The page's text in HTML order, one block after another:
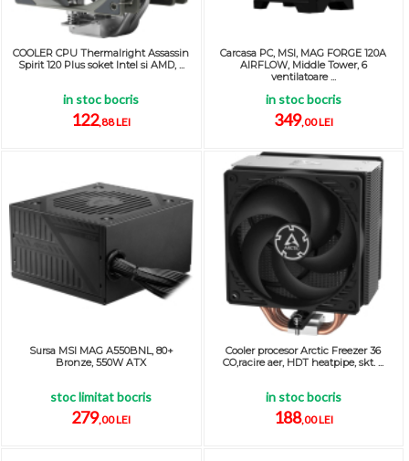
COOLER CPU Thermalright Assassin
Spirit 120 Plus soket Intel si AMD, ...
in stoc bocris
122,88 LEI
Carcasa PC, MSI, MAG FORGE 120A
AIRFLOW, Middle Tower, 6
ventilatoare ...
in stoc bocris
349,00 LEI
Sursa MSI MAG A550BNL, 80+
Bronze, 550W ATX
stoc limitat bocris
279,00 LEI
Cooler procesor Arctic Freezer 36
CO,racire aer, HDT heatpipe, skt. ...
in stoc bocris
188,00 LEI